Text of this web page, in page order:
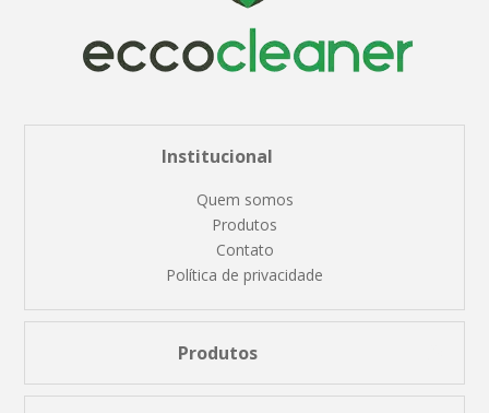
Institucional
Quem somos
Produtos
Contato
Política de privacidade
Produtos